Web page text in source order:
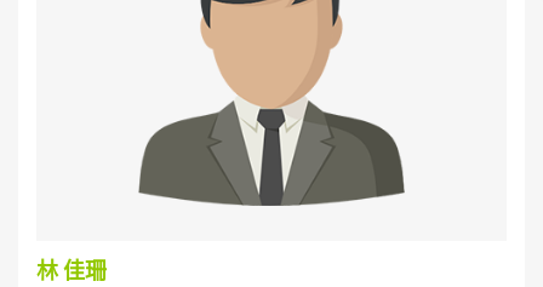
林 佳珊